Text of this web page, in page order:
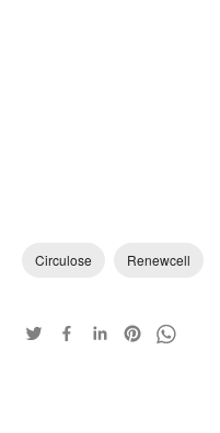
Circulose Renewcell